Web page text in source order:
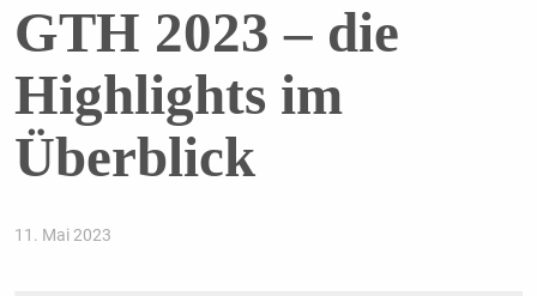
GTH 2023 – die
Highlights im
Überblick
11. Mai 2023